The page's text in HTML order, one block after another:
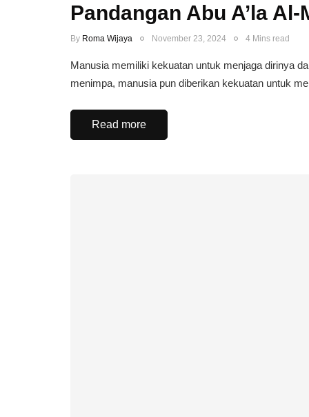
Pandangan Abu A’la
By Roma Wijaya November 23, 2024 4 Mins read
Manusia memiliki kekuatan untuk menjaga dirinya
menimpa, manusia pun diberikan kekuatan untuk
Read more